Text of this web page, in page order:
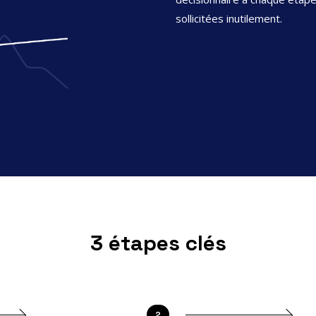
sollicitées inutilement.
3 étapes clés